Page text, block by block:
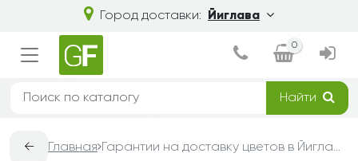
Город доставки: Йиглава
0
Найти
← Главная Гарантии на доставку цветов в Йиглаве — Grand-Flora